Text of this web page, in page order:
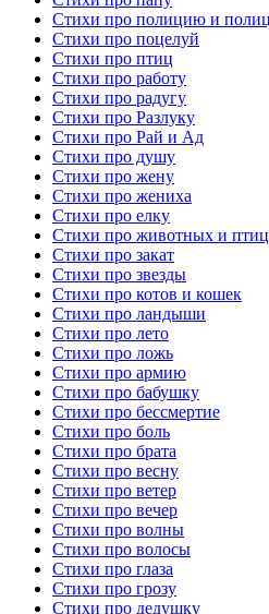
Стихи про полицию и
Стихи про поцелуй
Стихи про птиц
Стихи про работу
Стихи про радугу
Стихи про Разлуку
Стихи про Рай и Ад
Стихи про душу
Стихи про жену
Стихи про жениха
Стихи про елку
Стихи про животных и птиц
Стихи про закат
Стихи про звезды
Стихи про котов и кошек
Стихи про ландыши
Стихи про лето
Стихи про ложь
Стихи про армию
Стихи про бабушку
Стихи про бессмертие
Стихи про боль
Стихи про брата
Стихи про весну
Стихи про ветер
Стихи про вечер
Стихи про волны
Стихи про волосы
Стихи про глаза
Стихи про грозу
Стихи про дедушку